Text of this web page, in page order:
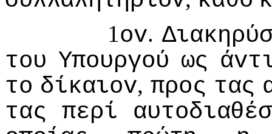
1ov.
τoυ Υπoυργoύ ως
τo δίκαιov,πρoς τας
τας
περί